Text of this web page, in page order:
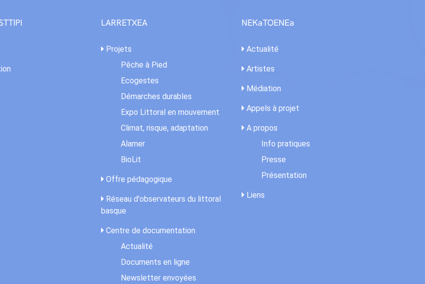
LARRETXEA
Projets
Pêche à Pied
Ecogestes
Démarches durables
Expo Littoral en mouvement
Climat, risque, adaptation
Alamer
BioLit
Offre pédagogique
Réseau d'observateurs du littoral
basque
Centre de documentation
Actualité
Documents en ligne
Newsletter envoyées
NEKaTOENEa
Actualité
Artistes
Médiation
Appels à projet
A propos
Info pratiques
Presse
Présentation
Liens